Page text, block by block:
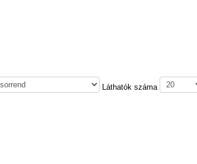
Láthatók száma